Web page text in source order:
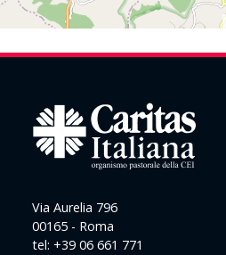
Via Aurelia 796
00165 - Roma
tel: +39 06 661 771